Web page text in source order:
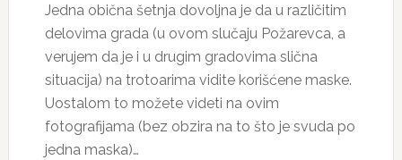
Jedna obična šetnja dovoljna je da u različitim
delovima grada (u ovom slučaju Požarevca, a
verujem da je i u drugim gradovima slična
situacija) na trotoarima vidite korišćene maske.
Uostalom to možete videti na ovim
fotografijama (bez obzira na to što je svuda po
jedna maska)…